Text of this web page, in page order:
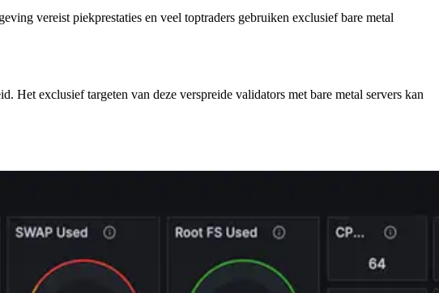
vereist piekprestaties en veel toptraders gebruiken exclusief bare metal
Het exclusief targeten van deze verspreide validators met bare metal servers kan